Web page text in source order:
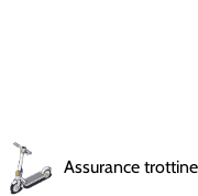
Assurance